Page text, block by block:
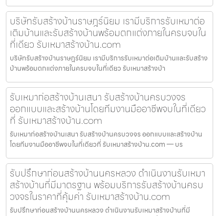
บริษัทรับสร้างบ้านราษฎร์นิยม เรามีบริการรับเหมาต่อ
เติมบ้านและรับสร้างบ้านพร้อมตกแต่งภายในครบจบใน
ที่เดียว รับเหมาสร้างบ้าน.com
บริษัทรับสร้างบ้านราษฎร์นิยม เรามีบริการรับเหมาต่อเติมบ้านและรับสร้าง
บ้านพร้อมตกแต่งภายในครบจบในที่เดียว รับเหมาสร้างบ้า
รับเหมาก่อสร้างบ้านเสนา รับสร้างบ้านครบวงจร
ออกแบบและสร้างบ้านโดยทีมงานมืออาชีพจบในที่เดียว
ที่ รับเหมาสร้างบ้าน.com
รับเหมาก่อสร้างบ้านเสนา รับสร้างบ้านครบวงจร ออกแบบและสร้างบ้าน
โดยทีมงานมืออาชีพจบในที่เดียวที่ รับเหมาสร้างบ้าน.com — บร
รับปรึกษาก่อนสร้างบ้านนครหลวง ดำเนินงานรับเหมา
สร้างบ้านที่มีมาตรฐาน พร้อมบริการรับสร้างบ้านครบ
วงจรในราคาที่คุ้มค่า รับเหมาสร้างบ้าน.com
รับปรึกษาก่อนสร้างบ้านนครหลวง ดำเนินงานรับเหมาสร้างบ้านที่มี